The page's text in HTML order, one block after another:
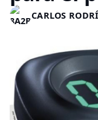
CARLOS